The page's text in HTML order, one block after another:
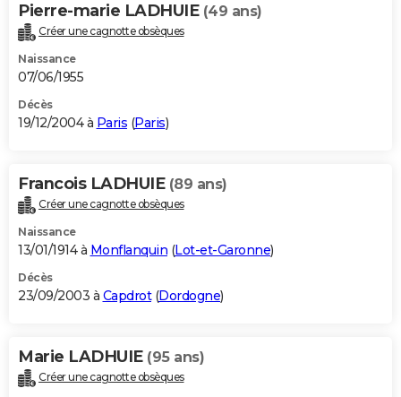
Pierre-marie LADHUIE (49 ans)
Créer une cagnotte obsèques
Naissance
07/06/1955
Décès
19/12/2004 à Paris (Paris)
Francois LADHUIE (89 ans)
Créer une cagnotte obsèques
Naissance
13/01/1914 à Monflanquin (Lot-et-Garonne)
Décès
23/09/2003 à Capdrot(Dordogne)
Marie LADHUIE (95 ans)
Créer une cagnotte obsèques